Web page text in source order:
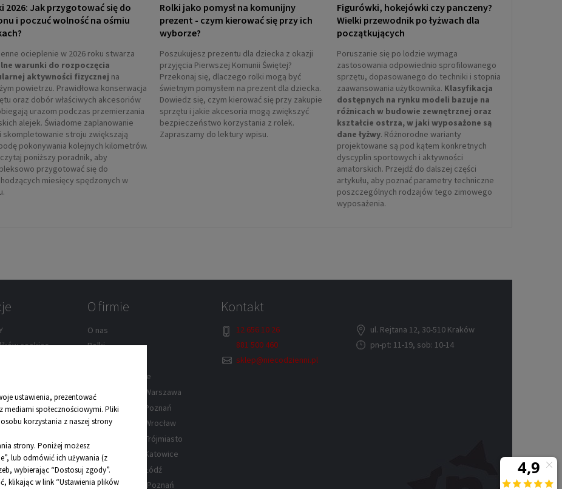
2026: Jak przygotować się do
i poczuć wolność na ośmiu
ocieplenie w 2026 roku stwarza
warunki do rozpoczęcia
aktywności fizycznej na
powietrzu. Prawidłowa konserwacja
oraz dobór właściwych akcesoriów
urazom podczas przemierzania
alejek. Świadome zaplanowanie
skompletowanie stroju zwiększają
pokonywania kolejnych kilometrów.
poniższy poradnik, aby
przygotować się do
miesięcy spędzonych w
Rolki jako pomysł na komunijny
prezent - czym kierować się przy ich
wyborze?
Poszukujesz prezentu dla dziecka z okazji
przyjęcia Pierwszej Komunii Świętej?
Przekonaj się, dlaczego rolki mogą być
świetnym pomysłem na prezent dla dziecka.
Dowiedz się, czym kierować się przy zakupie
sprzętu i jakie akcesoria mogą zwiększyć
bezpieczeństwo korzystania z rolek.
Zapraszamy do lektury wpisu.
Figurówki, hokejówki czy panczeny?
Wielki przewodnik po łyżwach dla
początkujących
Poruszanie się po lodzie wymaga
zastosowania odpowiednio sprofilowanego
sprzętu, dopasowanego do techniki i stopnia
zaawansowania użytkownika. Klasyfikacja
dostępnych na rynku modeli bazuje na
różnicach w budowie zewnętrznej oraz
kształcie ostrza, w jaki wyposażone są
dane łyżwy. Różnorodne warianty
projektowane są pod kątem konkretnych
dyscyplin sportowych i aktywności
amatorskich. Przejdź do dalszej części
artykułu, aby poznać parametry techniczne
poszczególnych rodzajów tego zimowego
wyposażenia.
cookies
O firmie
O nas
Rolki
Dane kontaktowe
Sklep z rolkami Warszawa
Sklep z rolkami Poznań
Sklep z rolkami Wrocław
Sklep z rolkami Trójmiasto
Sklep z rolkami Katowice
Sklep z rolkami Łódź
Sklep z łyżwami Poznań
Kontakt
12 656 10 26
881 500 460
sklep@niecodzienni.pl
ul. Rejtana 12, 30-510 Kraków
pn-pt: 11-19, sob: 10-14
ustawienia, prezentować
mediami społecznościowymi. Pliki
korzystania z naszej strony
strony. Poniżej możesz
lub odmówić ich używania (z
wybierając “Dostosuj zgody”.
klikając w link “Ustawienia plików